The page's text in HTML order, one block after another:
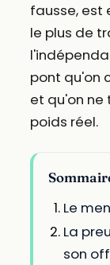
fausse, est
le plus de
pont qu'on
et qu'on ne
poids réel.
Le
La
son